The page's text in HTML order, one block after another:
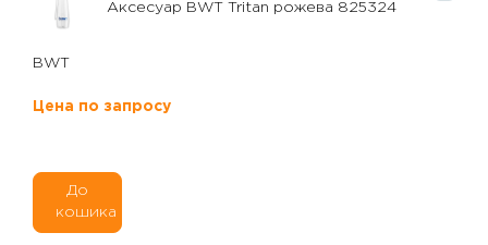
Аксесуар BWT Tritan рожева 825324
BWT
Цена по запросу
До
кошика